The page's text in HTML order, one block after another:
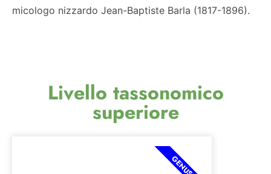
micologo nizzardo Jean-Baptiste Barla (1817-1896).
Livello tassonomico
superiore
GENUS